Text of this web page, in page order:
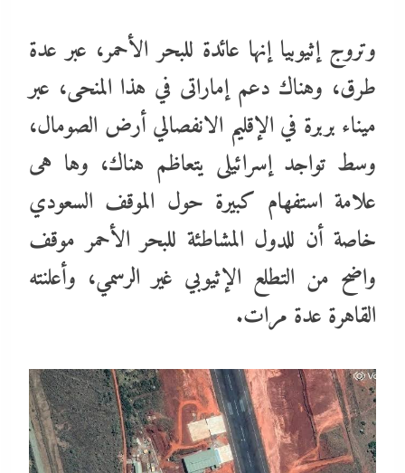
وتروج إثيوبيا إنها عائدة للبحر الأحمر، عبر عدة
طرق، وهناك دعم إماراتى في هذا المنحى، عبر
ميناء بربرة في الإقليم الانفصالي أرض الصومال،
وسط تواجد إسرائيلى يتعاظم هناك، وها هى
علامة استفهام كبيرة حول الموقف السعودي
خاصة أن للدول المشاطئة للبحر الأحمر موقف
واضح من التطلع الإثيوبي غير الرسمي، وأعلنته
القاهرة عدة مرات.